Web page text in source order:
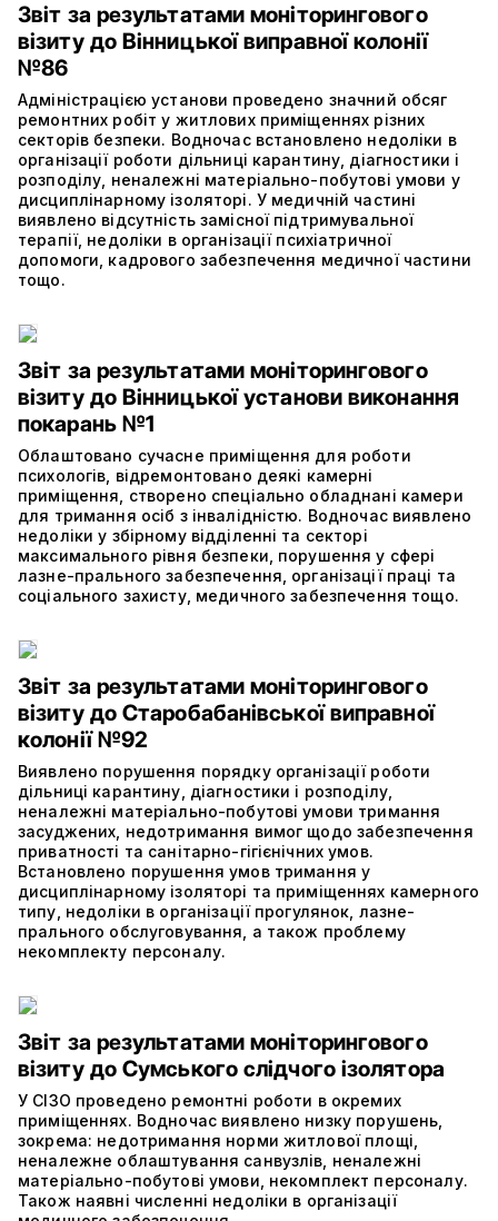
Звіт за результатами моніторингового
візиту до Вінницької виправної колонії
№86
Адміністрацією установи проведено значний обсяг
ремонтних робіт у житлових приміщеннях різних
секторів безпеки. Водночас встановлено недоліки в
організації роботи дільниці карантину, діагностики і
розподілу, неналежні матеріально-побутові умови у
дисциплінарному ізоляторі. У медичній частині
виявлено відсутність замісної підтримувальної
терапії, недоліки в організації психіатричної
допомоги, кадрового забезпечення медичної частини
тощо.
Звіт за результатами моніторингового
візиту до Вінницької установи виконання
покарань №1
Облаштовано сучасне приміщення для роботи
психологів, відремонтовано деякі камерні
приміщення, створено спеціально обладнані камери
для тримання осіб з інвалідністю. Водночас виявлено
недоліки у збірному відділенні та секторі
максимального рівня безпеки, порушення у сфері
лазне-прального забезпечення, організації праці та
соціального захисту, медичного забезпечення тощо.
Звіт за результатами моніторингового
візиту до Старобабанівської виправної
колонії №92
Виявлено порушення порядку організації роботи
дільниці карантину, діагностики і розподілу,
неналежні матеріально-побутові умови тримання
засуджених, недотримання вимог щодо забезпечення
приватності та санітарно-гігієнічних умов.
Встановлено порушення умов тримання у
дисциплінарному ізоляторі та приміщеннях камерного
типу, недоліки в організації прогулянок, лазне-
прального обслуговування, а також проблему
некомплекту персоналу.
Звіт за результатами моніторингового
візиту до Сумського слідчого ізолятора
У СІЗО проведено ремонтні роботи в окремих
приміщеннях. Водночас виявлено низку порушень,
зокрема: недотримання норми житлової площі,
неналежне облаштування санвузлів, неналежні
матеріально-побутові умови, некомплект персоналу.
Також наявні численні недоліки в організації